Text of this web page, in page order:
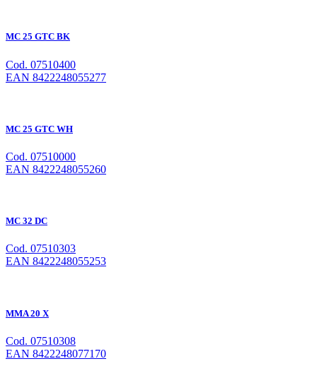
MC 25 GTC BK
Cod. 07510400
EAN 8422248055277
MC 25 GTC WH
Cod. 07510000
EAN 8422248055260
MC 32 DC
Cod. 07510303
EAN 8422248055253
MMA 20 X
Cod. 07510308
EAN 8422248077170